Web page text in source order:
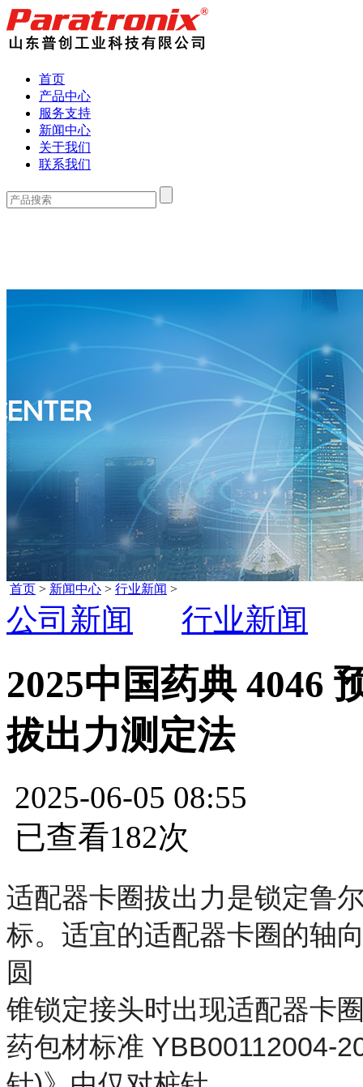
首页
产品中心
服务支持
新闻中心
关于我们
联系我们
首页 > 新闻中心 > 行业新闻 >
公司新闻 行业新闻
2025中国药典 4046
拔出力测定法
2025-06-05 08:55
已查看182次
适配器卡圈拔出力是锁定鲁
标。适宜的适配器卡圈的轴
圆
锥锁定接头时出现适配器卡
药包材标准 YBB00112004-